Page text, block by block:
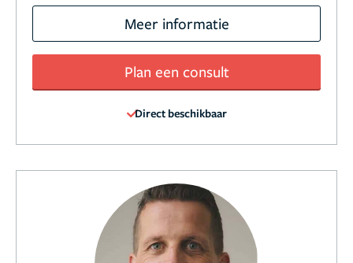
Meer informatie
Plan een consult
Direct beschikbaar